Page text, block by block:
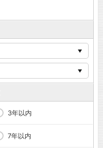
3年以内
7年以内